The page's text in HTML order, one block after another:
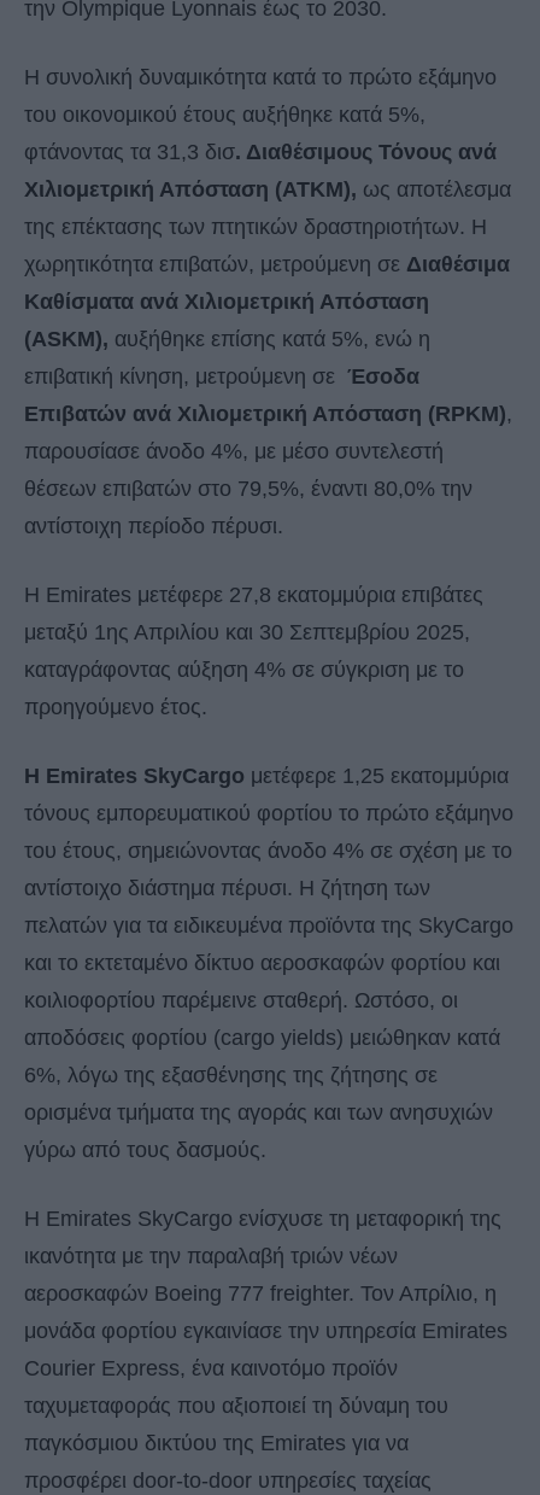
την Olympique Lyonnais έως το 2030.
Η συνολική δυναμικότητα κατά το πρώτο εξάμηνο
του οικονομικού έτους αυξήθηκε κατά 5%,
φτάνοντας τα 31,3 δισ. Διαθέσιμους Τόνους ανά
Χιλιομετρική Απόσταση (ATKM), ως αποτέλεσμα
της επέκτασης των πτητικών δραστηριοτήτων. Η
χωρητικότητα επιβατών, μετρούμενη σε Διαθέσιμα
Καθίσματα ανά Χιλιομετρική Απόσταση
(ASKM), αυξήθηκε επίσης κατά 5%, ενώ η
επιβατική κίνηση, μετρούμενη σε Έσοδα
Επιβατών ανά Χιλιομετρική Απόσταση (RPKM),
παρουσίασε άνοδο 4%, με μέσο συντελεστή
θέσεων επιβατών στο 79,5%, έναντι 80,0% την
αντίστοιχη περίοδο πέρυσι.
Η Emirates μετέφερε 27,8 εκατομμύρια επιβάτες
μεταξύ 1ης Απριλίου και 30 Σεπτεμβρίου 2025,
καταγράφοντας αύξηση 4% σε σύγκριση με το
προηγούμενο έτος.
Η Emirates SkyCargo μετέφερε 1,25 εκατομμύρια
τόνους εμπορευματικού φορτίου το πρώτο εξάμηνο
του έτους, σημειώνοντας άνοδο 4% σε σχέση με το
αντίστοιχο διάστημα πέρυσι. Η ζήτηση των
πελατών για τα ειδικευμένα προϊόντα της SkyCargo
και το εκτεταμένο δίκτυο αεροσκαφών φορτίου και
κοιλιοφορτίου παρέμεινε σταθερή. Ωστόσο, οι
αποδόσεις φορτίου (cargo yields) μειώθηκαν κατά
6%, λόγω της εξασθένησης της ζήτησης σε
ορισμένα τμήματα της αγοράς και των ανησυχιών
γύρω από τους δασμούς.
Η Emirates SkyCargo ενίσχυσε τη μεταφορική της
ικανότητα με την παραλαβή τριών νέων
αεροσκαφών Boeing 777 freighter. Τον Απρίλιο, η
μονάδα φορτίου εγκαινίασε την υπηρεσία Emirates
Courier Express, ένα καινοτόμο προϊόν
ταχυμεταφοράς που αξιοποιεί τη δύναμη του
παγκόσμιου δικτύου της Emirates για να
προσφέρει door-to-door υπηρεσίες ταχείας